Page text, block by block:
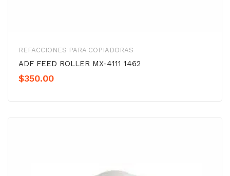
REFACCIONES PARA COPIADORAS
ADF FEED ROLLER MX-4111 1462
$350.00